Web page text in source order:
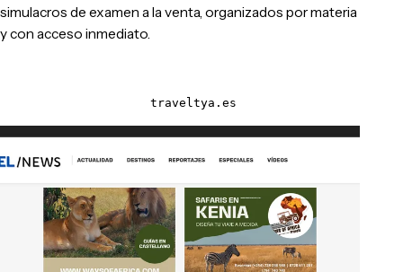
simulacros de examen a la venta, organizados por materia
y con acceso inmediato.
traveltya.es